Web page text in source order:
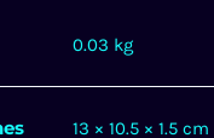
0.03 kg
13 × 10.5 × 1.5 cm